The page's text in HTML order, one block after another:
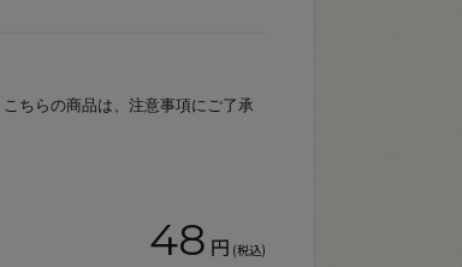
らの商品は、注意事項にご了承
48 円 (税込)